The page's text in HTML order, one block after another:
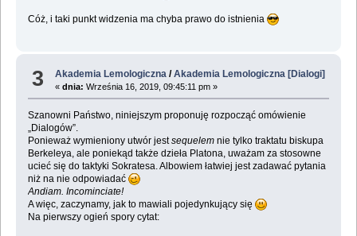
Cóż, i taki punkt widzenia ma chyba prawo do istnienia
3 Akademia Lemologiczna /Akademia Lemologiczna [Dialogi]
«dnia: Września 16, 2019, 09:45:11 pm »
Szanowni Państwo, niniejszym proponuję rozpocząć omówienie
„Dialogów”.
Ponieważ wymieniony utwór jestsequelemnie tylko traktatu biskupa
Berkeleya, ale poniekąd także dzieła Platona, uważam za stosowne
ucieć się do taktyki Sokratesa. Albowiem łatwiej jest zadawać pytania
niż na nie odpowiadać
Andiam. Incominciate!
A więc, zaczynamy, jak to mawiali pojedynkujący się
Na pierwszy ogień spory cytat: